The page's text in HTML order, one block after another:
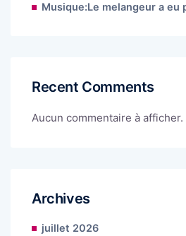
Musique:Le melangeur a eu
Recent Comments
Aucun commentaire à afficher.
Archives
juillet 2026